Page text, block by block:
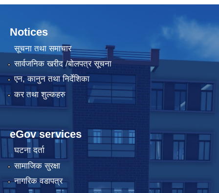
Notices
सूचना तथा समाचार
सार्वजनिक खरीद /बोलपत्र सूचना
एन, कानुन तथा निर्देशिका
कर तथा शुल्कहरु
eGov services
घटना दर्ता
सामाजिक सुरक्षा
नागरिक वडापत्र